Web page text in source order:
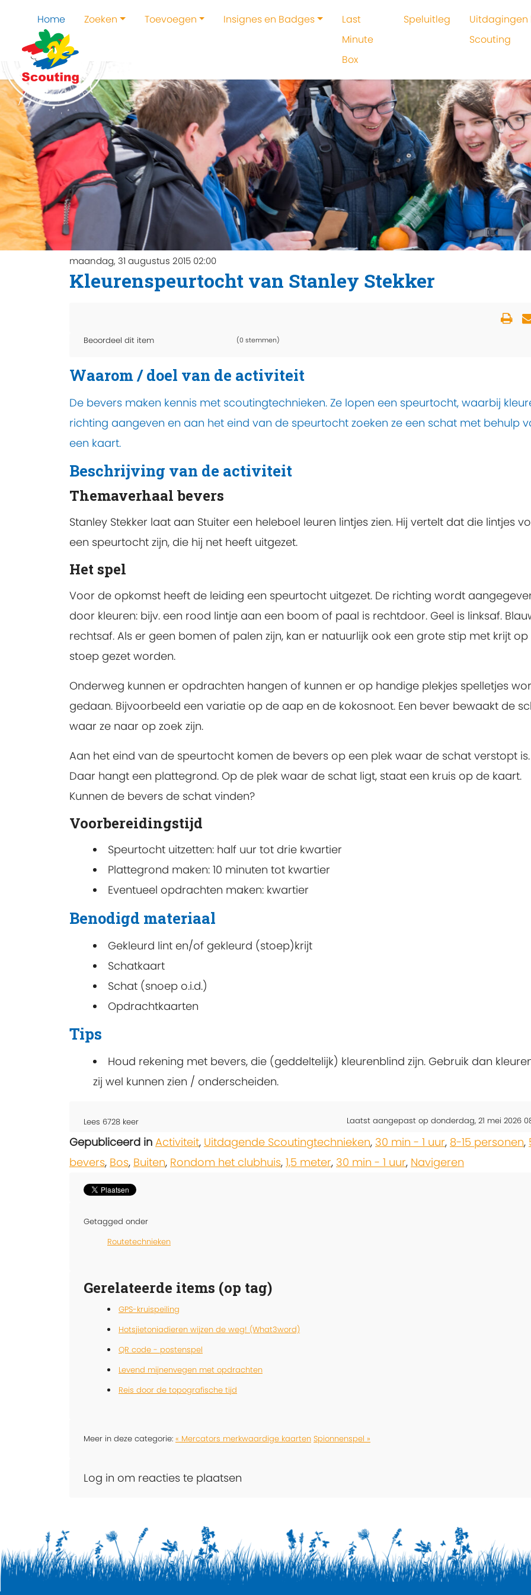
Home Zoeken Toevoegen Insignes en Badges
Last
Minute
Box
Speluitleg
Uitdagingen
Scouting
maandag, 31 augustus 2015 02:00
Kleurenspeurtocht van Stanley Stekker
Beoordeel dit item (0 stemmen)
Waarom / doel van de activiteit
De bevers maken kennis met scoutingtechnieken. Ze lopen een speurtocht, waarbij
richting aangeven en aan het eind van de speurtocht zoeken ze een schat met behulp
een kaart.
Beschrijving van de activiteit
Themaverhaal bevers
Stanley Stekker laat aan Stuiter een heleboel leuren lintjes zien. Hij vertelt dat die lintjes
een speurtocht zijn, die hij net heeft uitgezet.
Het spel
Voor de opkomst heeft de leiding een speurtocht uitgezet. De richting wordt
door kleuren: bijv. een rood lintje aan een boom of paal is rechtdoor. Geel is linksaf.
rechtsaf. Als er geen bomen of palen zijn, kan er natuurlijk ook een grote stip met krijt
stoep gezet worden.
Onderweg kunnen er opdrachten hangen of kunnen er op handige plekjes spelletjes
gedaan. Bijvoorbeeld een variatie op de aap en de kokosnoot. Een bever bewaakt de
waar ze naar op zoek zijn.
Aan het eind van de speurtocht komen de bevers op een plek waar de schat verstopt is.
Daar hangt een plattegrond. Op de plek waar de schat ligt, staat een kruis op de kaart.
Kunnen de bevers de schat vinden?
Voorbereidingstijd
Speurtocht uitzetten: half uur tot drie kwartier
Plattegrond maken: 10 minuten tot kwartier
Eventueel opdrachten maken: kwartier
Benodigd materiaal
Gekleurd lint en/of gekleurd (stoep)krijt
Schatkaart
Schat (snoep o.i.d.)
Opdrachtkaarten
Tips
Houd rekening met bevers, die (geddeltelijk) kleurenblind zijn. Gebruik dan
zij wel kunnen zien / onderscheiden.
Lees 6728 keer Laatst aangepast op donderdag, 21 mei 2026
Gepubliceerd in Activiteit, Uitdagende Scoutingtechnieken, 30 min - 1 uur, 8-15 personen,
bevers, Bos, Buiten, Rondom het clubhuis, 1,5 meter, 30 min - 1 uur, Navigeren
Getagged onder
Routetechnieken
Gerelateerde items (op tag)
GPS-kruispeiling
Hotsjietoniadieren wijzen de weg! (What3word)
QR code - postenspel
Levend mijnenvegen met opdrachten
Reis door de topografische tijd
Meer in deze categorie: « Mercators merkwaardige kaarten Spionnenspel »
Log in om reacties te plaatsen